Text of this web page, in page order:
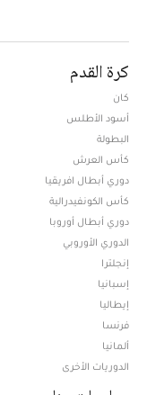
كرة القدم
كان
أسود الأطلس
البطولة
كأس العرش
دوري أبطال افريقيا
كأس الكونفيدرالية
دوري أبطال أوروبا
الدوري الأوروبي
إنجلترا
إسبانيا
إيطاليا
فرنسا
ألمانيا
الدوريات الأخرى